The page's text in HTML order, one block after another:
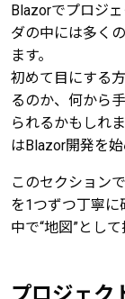
Blazorでプロジ
ダの中には多く
ます。
初めて目にする
るのか、何から
られるかもしれ
はBlazor開発を
このセクション
を1つずつ丁寧
中で“地図”とし
プロジェク